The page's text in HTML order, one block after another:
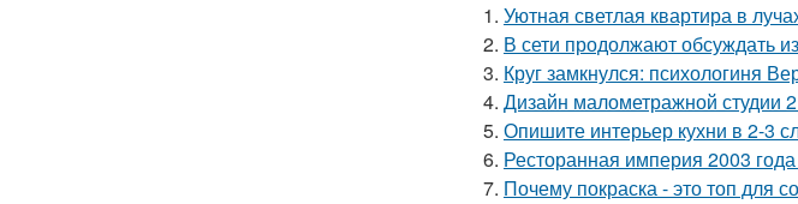
1. Уютная светлая квартира в
2. В сети продолжают обсуждать
3. Круг замкнулся: психологиня
4. Дизайн малометражной студии
5. Опишите интерьер кухни в 2-3
6. Ресторанная империя 2003
7. Почему покраска - это топ для